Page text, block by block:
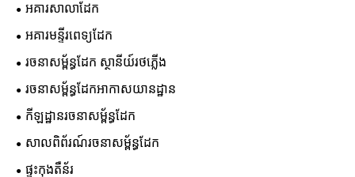
អគារសាលាដែក
អគារមន្ទីរពេទ្យដែក
រចនាសម្ព័ន្ធដែក ស្ថានីយ៍រថភ្លើង
រចនាសម្ព័ន្ធដែកអាកាសយានដ្ឋាន
កីឡដ្ឋានរចនាសម្ព័ន្ធដែក
សាលពិព័រណ៍រចនាសម្ព័ន្ធដែក
ផ្ទះកុងតឺន័រ